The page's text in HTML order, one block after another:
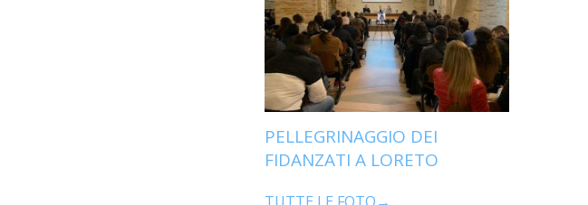
PELLEGRINAGGIO DEI
FIDANZATI A LORETO